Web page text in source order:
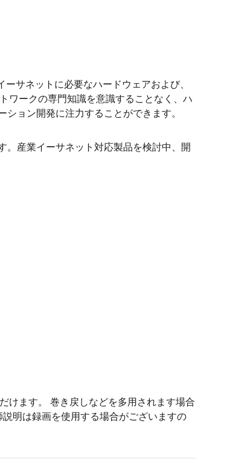
サネットに必要なハードウェアおよび、
ワークの専門知識を意識することなく、ハ
ョン開発に注力することができます。
。産業イーサネット対応製品を検討中、開
けます。 巻き戻しなどを多用されます場合
明は録画を使用する場合がございますの